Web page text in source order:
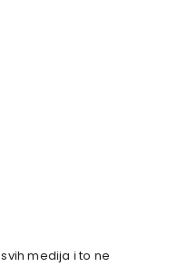
medija i to ne